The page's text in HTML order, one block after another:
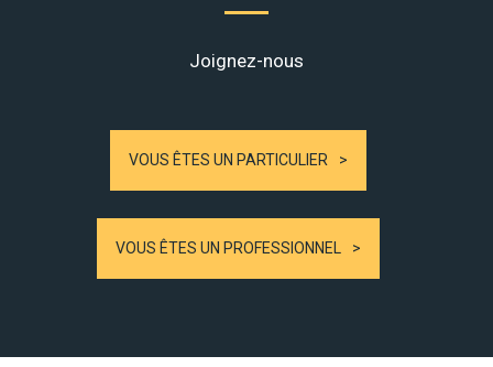
Joignez-nous
VOUS ÊTES UN PARTICULIER
VOUS ÊTES UN PROFESSIONNEL